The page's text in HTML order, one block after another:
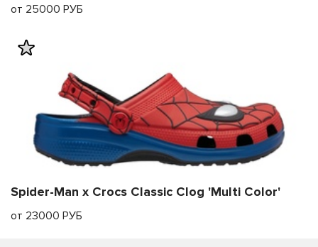
от 25000 РУБ
Spider-Man x Crocs Classic Clog 'Multi Color'
от 23000 РУБ